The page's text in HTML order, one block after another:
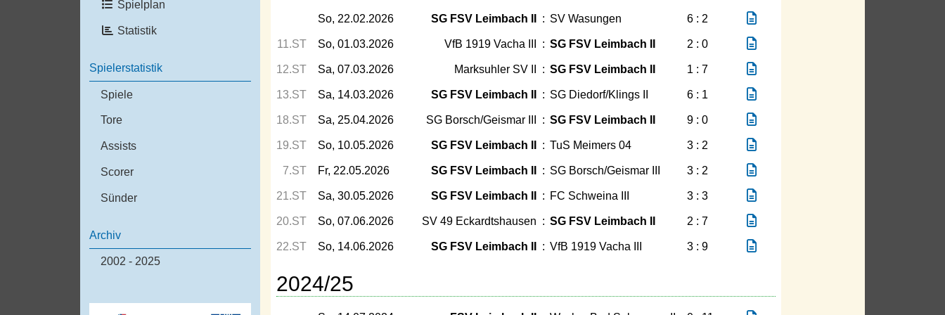
Spielplan
Statistik
Spielerstatistik
Spiele
Tore
Assists
Scorer
Sünder
Archiv
2002 - 2025
So, 22.02.2026 SG FSV Leimbach II : SV Wasungen 6 : 2
11.ST So, 01.03.2026 VfB 1919 Vacha III : SG FSV Leimbach II 2 : 0
12.ST Sa, 07.03.2026 Marksuhler SV II : SG FSV Leimbach II 1 : 7
13.ST Sa, 14.03.2026 SG FSV Leimbach II : SG Diedorf/Klings II 6 : 1
18.ST Sa, 25.04.2026 SG Borsch/Geismar III : SG FSV Leimbach II 9 : 0
19.ST So, 10.05.2026 SG FSV Leimbach II : TuS Meimers 04 3 : 2
7.ST Fr, 22.05.2026 SG FSV Leimbach II : SG Borsch/Geismar III 3 : 2
21.ST Sa, 30.05.2026 SG FSV Leimbach II : FC Schweina III 3 : 3
20.ST So, 07.06.2026 SV 49 Eckardtshausen : SG FSV Leimbach II 2 : 7
22.ST So, 14.06.2026 SG FSV Leimbach II : VfB 1919 Vacha III 3 : 9
2024/25